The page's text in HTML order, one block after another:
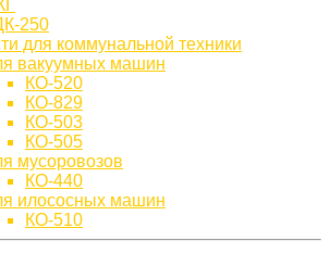
250
для коммунальной техники
вакуумных машин
КО-520
КО-829
КО-503
КО-505
мусоровозов
КО-440
илососных машин
КО-510